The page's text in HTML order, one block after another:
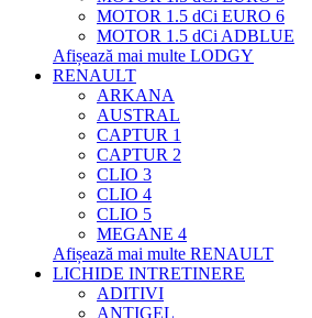
MOTOR 1.5 dCi EURO 6
MOTOR 1.5 dCi ADBLUE
Afișează mai multe LODGY
RENAULT
ARKANA
AUSTRAL
CAPTUR 1
CAPTUR 2
CLIO 3
CLIO 4
CLIO 5
MEGANE 4
Afișează mai multe RENAULT
LICHIDE INTRETINERE
ADITIVI
ANTIGEL